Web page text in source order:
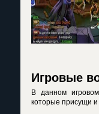
Игровые
В данном
которые присущи и